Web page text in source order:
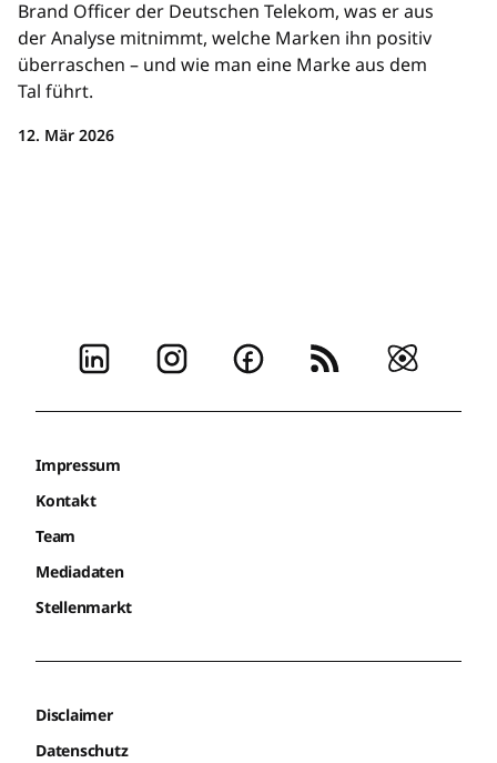
Brand Officer der Deutschen Telekom, was er aus
der Analyse mitnimmt, welche Marken ihn positiv
überraschen – und wie man eine Marke aus dem
Tal führt.
12. Mär 2026
Impressum
Kontakt
Team
Mediadaten
Stellenmarkt
Disclaimer
Datenschutz